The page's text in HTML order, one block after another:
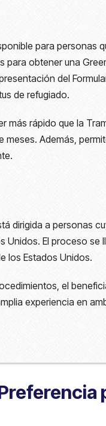
para
para obtener una
del
de refugiado.
más rápido que la
meses. Además,
dirigida a personas
Unidos. El proceso
los Estados Unidos.
el
experiencia en